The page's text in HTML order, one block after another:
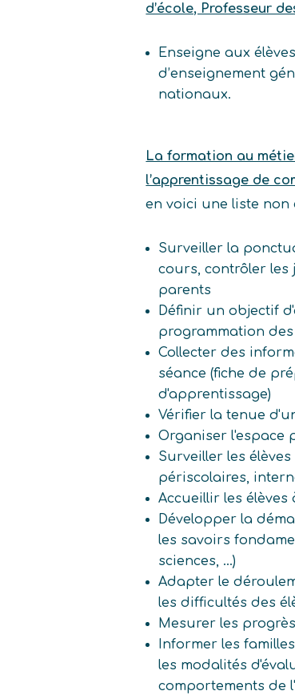
d’école, Professeur
Enseigne aux
d’enseignement
nationaux.
La formation au
l’apprentissage de
en voici une liste
Surveiller la
cours, contrôler
parents
Définir un objectif
programmation
Collecter des
séance (fiche de
d'apprentissage)
Vérifier la tenue
Organiser l'espace
Surveiller les
périscolaires,
Accueillir les
Développer la
les savoirs
sciences, ...)
Adapter le
les difficultés des
Mesurer les
Informer les
les modalités
comportements de